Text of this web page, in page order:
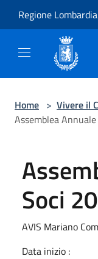
Regione Lombardia
Home > Vivere il
Assemblea
Soci
AVIS Mariano
Data inizio :